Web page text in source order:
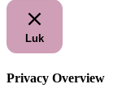
Luk
Privacy Overview